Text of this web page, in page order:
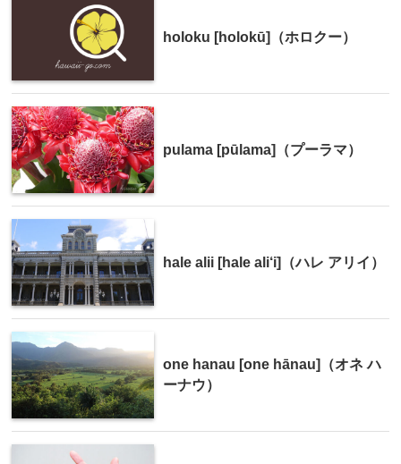
holoku [holokū]（ホロクー）
pulama [pūlama]（プーラマ）
hale alii [hale ali‘i]（ハレ アリイ）
one hanau [one hānau]（オネ ハ
ーナウ）